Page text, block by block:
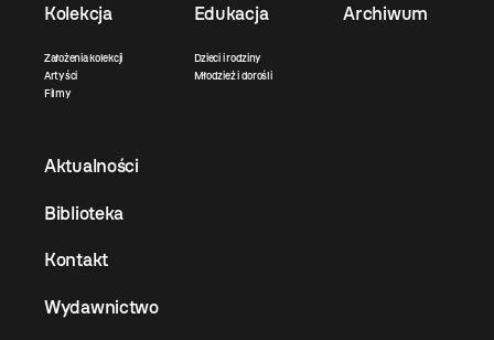
Kolekcja
Założenia kolekcji
Artyści
Filmy
Edukacja
Dzieci i rodziny
Młodzież i dorośli
Archiwum
Aktualności
Biblioteka
Kontakt
Wydawnictwo